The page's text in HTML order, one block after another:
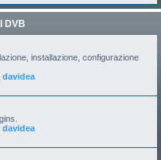
DVB
installazione, configurazione
davidea
davidea